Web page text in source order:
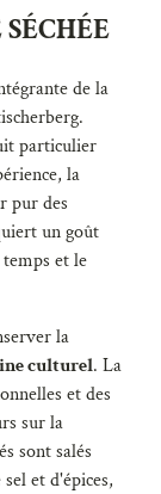
de la
particulier
la
pur des
un goût
et le
la
culturel. La
et des
sur la
sont salés
et d'épices,